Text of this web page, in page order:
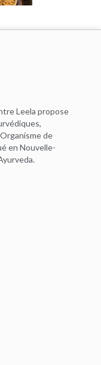
Leela propose
de
en Nouvelle-